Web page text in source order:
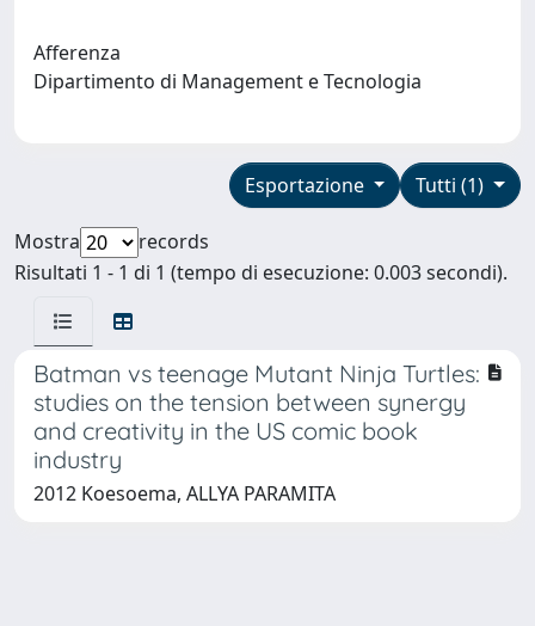
Afferenza
Dipartimento di Management e Tecnologia
Tutti (1)
Esportazione
Mostra
records
Risultati 1 - 1 di 1 (tempo di esecuzione: 0.003 secondi).
Batman vs teenage Mutant Ninja Turtles:
studies on the tension between synergy
and creativity in the US comic book
industry
2012 Koesoema, ALLYA PARAMITA